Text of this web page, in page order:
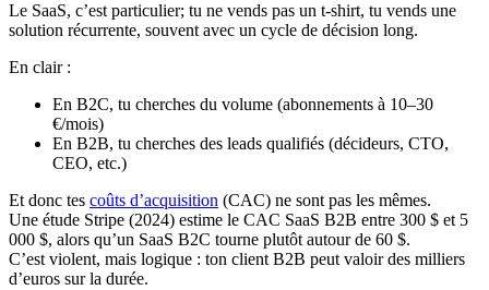
Le SaaS, c’est particulier; tu ne vends pas un t-shirt, tu vends une
solution récurrente, souvent avec un cycle de décision long.
En clair :
En B2C, tu cherches du volume (abonnements à 10–30
€/mois)
En B2B, tu cherches des leads qualifiés (décideurs, CTO,
CEO, etc.)
Et donc tes coûts d’acquisition (CAC) ne sont pas les mêmes.
Une étude Stripe (2024) estime le CAC SaaS B2B entre 300 $ et 5
000 $, alors qu’un SaaS B2C tourne plutôt autour de 60 $.
C’est violent, mais logique : ton client B2B peut valoir des milliers
d’euros sur la durée.